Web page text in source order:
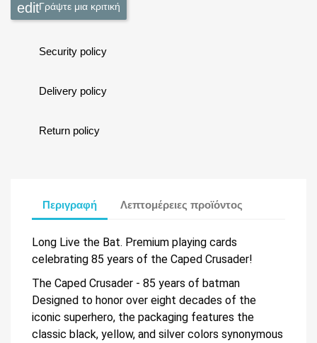
Γράψτε μια κριτική
Security policy
Delivery policy
Return policy
Περιγραφή Λεπτομέρειες προϊόντος
Long Live the Bat. Premium playing cards
celebrating 85 years of the Caped Crusader!
The Caped Crusader - 85 years of batman
Designed to honor over eight decades of the
iconic superhero, the packaging features the
classic black, yellow, and silver colors synonymous